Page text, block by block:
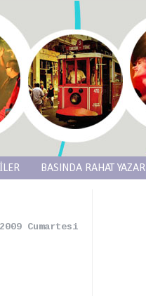
BASINDA RAHAT YAZAR
Cumartesi